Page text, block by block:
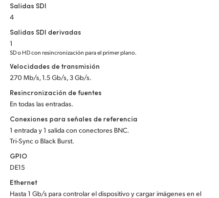
Poland
South Africa
Sweden
Chinese Taipei
Ukraine
Salidas SDI
4
Salidas SDI derivadas
1
SD o HD con resincronización para el primer plano.
Velocidades de transmisión
270 Mb/s, 1.5 Gb/s, 3 Gb/s.
Resincronización de fuentes
En todas las entradas.
Conexiones para señales de referencia
1 entrada y 1 salida con conectores BNC.
Tri-Sync o Black Burst.
GPIO
DE15
Ethernet
Hasta 1 Gb/s para controlar el dispositivo y cargar imágenes en el